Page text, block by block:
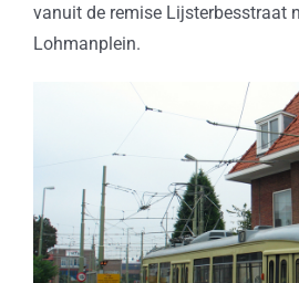
vanuit de remise Lijsterbesstraat
Lohmanplein.